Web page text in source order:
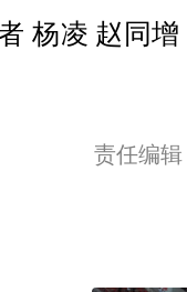
杨凌 赵同
责任编